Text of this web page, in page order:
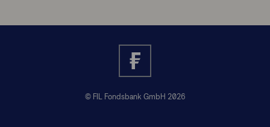
© FIL Fondsbank GmbH 2026